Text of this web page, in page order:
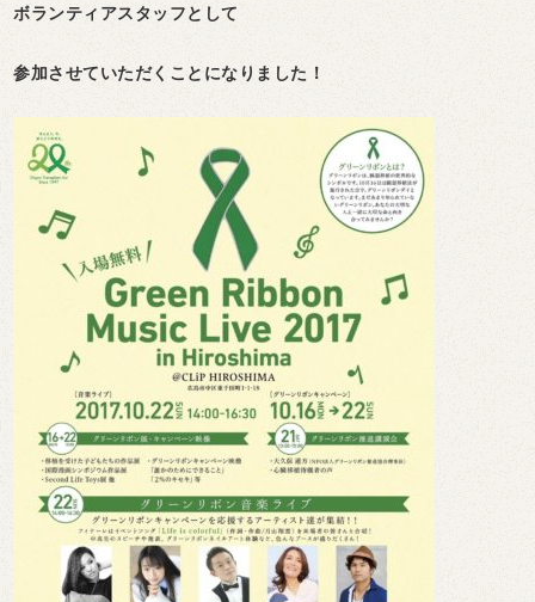
ボランティアスタッフとして
参加させていただくことになりました！